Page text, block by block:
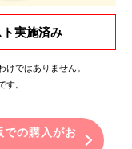
実施済み
ではありません。
。
の購入がお